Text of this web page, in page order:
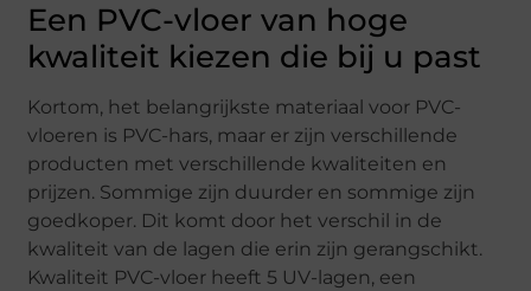
Een PVC-vloer van hoge
kwaliteit kiezen die bij u past
Kortom, het belangrijkste materiaal voor PVC-
vloeren is PVC-hars, maar er zijn verschillende
producten met verschillende kwaliteiten en
prijzen. Sommige zijn duurder en sommige zijn
goedkoper. Dit komt door het verschil in de
kwaliteit van de lagen die erin zijn gerangschikt.
Kwaliteit PVC-vloer heeft 5 UV-lagen, een